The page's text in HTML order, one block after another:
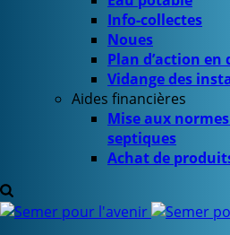
Info-collectes
Noues
Plan d’action
Vidange des
Aides financières
Mise aux
septiques
Achat de